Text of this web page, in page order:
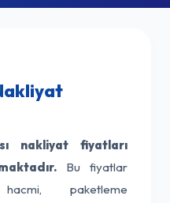
nakliyat fiyatları
Bu fiyatlar
paketleme